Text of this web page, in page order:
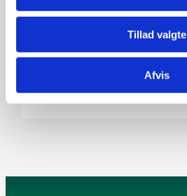
Tillad valgte
Afvis